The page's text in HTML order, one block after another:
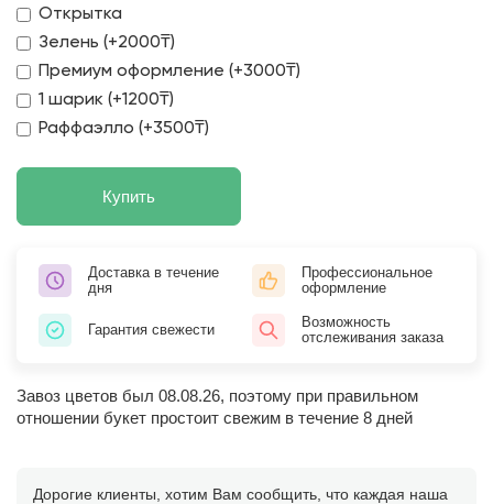
Открытка
Зелень (+2000₸)
Премиум оформление (+3000₸)
1 шарик (+1200₸)
Раффаэлло (+3500₸)
Купить
Доставка в течение
дня
Профессиональное
оформление
Гарантия свежести
Возможность
отслеживания заказа
Завоз цветов был 08.08.26, поэтому при правильном
отношении букет простоит свежим в течение 8 дней
Дорогие клиенты, хотим Вам сообщить, что каждая наша